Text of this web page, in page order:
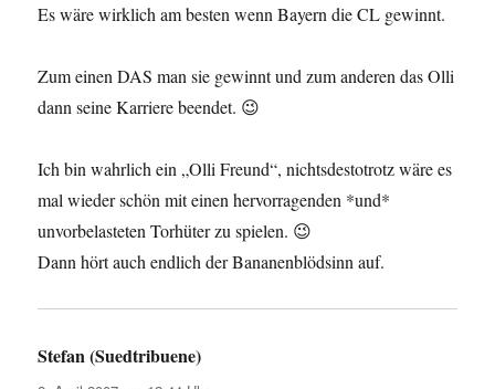
Es wäre wirklich am besten wenn Bayern die CL gewinnt.
Zum einen DAS man sie gewinnt und zum anderen das Olli
dann seine Karriere beendet. 😉
Ich bin wahrlich ein „Olli Freund“, nichtsdestotrotz wäre es
mal wieder schön mit einen hervorragenden *und*
unvorbelasteten Torhüter zu spielen. 😉
Dann hört auch endlich der Bananenblödsinn auf.
Stefan (Suedtribuene)